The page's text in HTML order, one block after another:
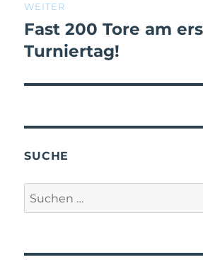
WEITER
Fast 200 Tore am
Turniertag!
SUCHE